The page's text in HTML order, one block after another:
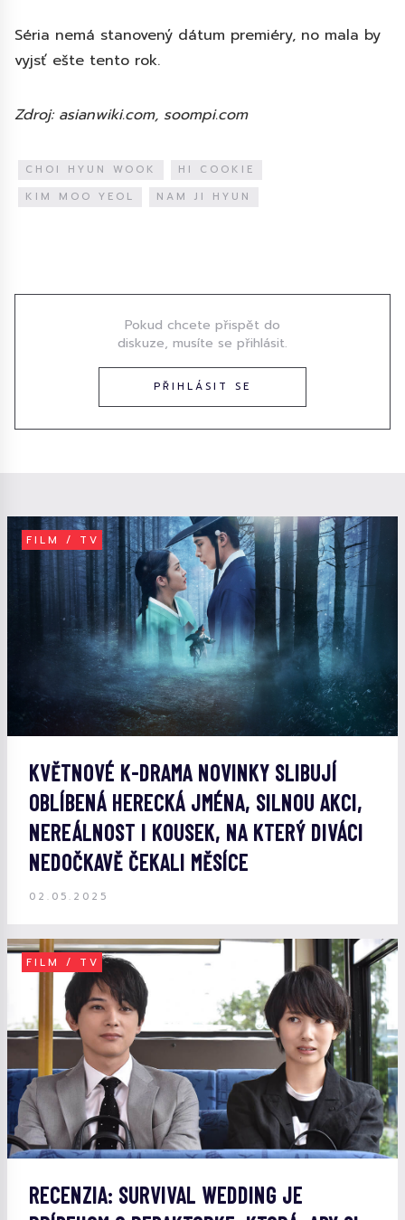
Séria nemá stanovený dátum premiéry, no mala by
vyjsť ešte tento rok.
Zdroj: asianwiki.com, soompi.com
CHOI HYUN WOOK
HI COOKIE
KIM MOO YEOL
NAM JI HYUN
Pokud chcete přispět do
diskuze, musíte se přihlásit.
PŘIHLÁSIT SE
FILM / TV
KVĚTNOVÉ K-DRAMA NOVINKY SLIBUJÍ
OBLÍBENÁ HERECKÁ JMÉNA, SILNOU AKCI,
NEREÁLNOST I KOUSEK, NA KTERÝ DIVÁCI
NEDOČKAVĚ ČEKALI MĚSÍCE
02.05.2025
FILM / TV
RECENZIA: SURVIVAL WEDDING JE